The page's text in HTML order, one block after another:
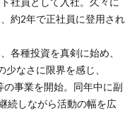
約2年で正社員に登用され
各種投資を真剣に始め、
なさに限界を感じ、
事業を開始。同年中に副
続しながら活動の幅を広